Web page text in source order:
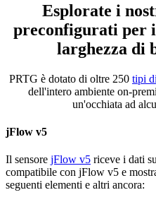
Esplorate i
preconfigurati per
larghezza di
PRTG è dotato di oltre 250 tipi
dell'intero ambiente on-
un'occhiata ad
jFlow v5
Il sensore jFlow v5 riceve i dati
compatibile con jFlow v5 e
seguenti elementi e altri ancora: